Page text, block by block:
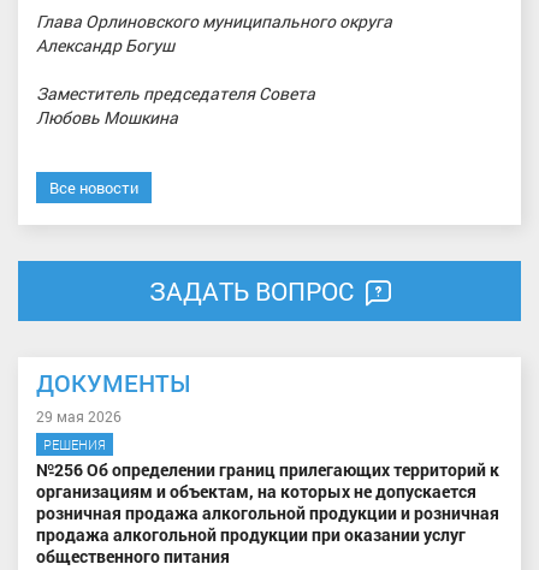
Глава Орлиновского муниципального округа
Александр Богуш
Заместитель председателя Совета
Любовь Мошкина
Все новости
ЗАДАТЬ ВОПРОС
ДОКУМЕНТЫ
29 мая 2026
РЕШЕНИЯ
№256 Об определении границ прилегающих территорий к
организациям и объектам, на которых не допускается
розничная продажа алкогольной продукции и розничная
продажа алкогольной продукции при оказании услуг
общественного питания